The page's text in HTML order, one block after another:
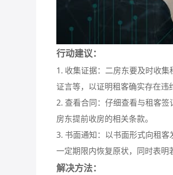
行动建议：
1. 收集证据：二房东要及时收
证言等，以证明租客确实存在违
2. 查看合同：仔细查看与租客
房东提前收房的相关条款。
3. 书面通知：以书面形式向租
一定期限内恢复原状，同时表明
解决方法：